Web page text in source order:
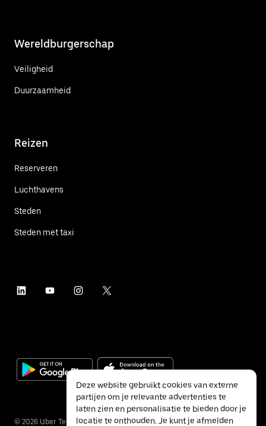
Wereldburgerschap
Veiligheid
Duurzaamheid
Reizen
Reserveren
Luchthavens
Steden
Steden met taxi
© 2026 Uber Technologies Inc.
Deze website gebruikt cookies van externe
partijen om je relevante advertenties te
laten zien en personalisatie te bieden door je
locatie te onthouden. Je kunt je afmelden